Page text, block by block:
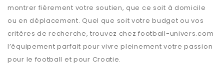
montrer fièrement votre soutien, que ce soit à domicile
ou en déplacement. Quel que soit votre budget ou vos
critères de recherche, trouvez chezfootball-univers.com
l’équipement parfait pour vivre pleinement votre passion
pour le football et pour Croatie.